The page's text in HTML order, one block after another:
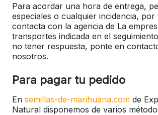
Para acordar una hora de entrega,
especiales o cualquier incidencia,
contacta con la agencia de La
transportes indicada en el
no tener respuesta, ponte en
nosotros.
Para pagar tu pedido
En semillas-de-marihuana.com de
Natural disponemos de varios